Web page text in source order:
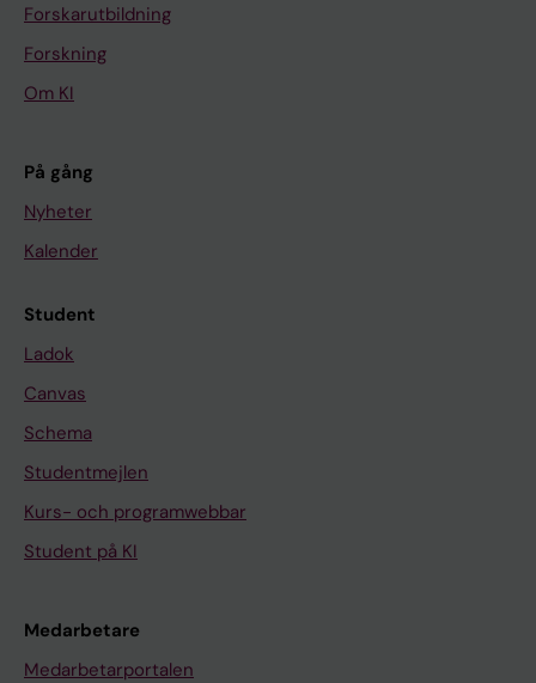
Forskarutbildning
Forskning
Om KI
På gång
Nyheter
Kalender
Student
Ladok
Canvas
Schema
Studentmejlen
Kurs- och programwebbar
Student på KI
Medarbetare
Medarbetarportalen